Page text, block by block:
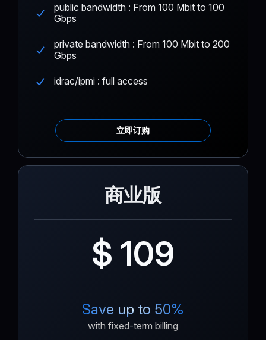
public bandwidth : From 100 Mbit to 100
Gbps
private bandwidth : From 100 Mbit to 200
Gbps
idrac/ipmi : full access
立即订购
商业版
$ 109
Save up to 50%
with fixed-term billing